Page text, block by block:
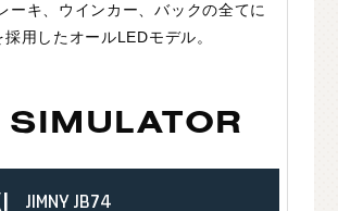
ーキ、ウインカー、バックの全てに
用したオールLEDモデル。